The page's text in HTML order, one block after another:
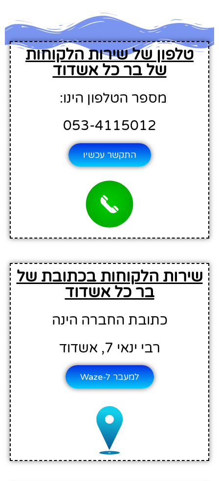
טלפון של שירות הלקוחות
של בר כל אשדוד
מספר הטלפון הינו:
053-4115012
התקשר עכשיו
שירות הלקוחות בכתובת של
בר כל אשדוד
כתובת החברה הינה
רבי ינאי 7, אשדוד
למעבר ל-Waze